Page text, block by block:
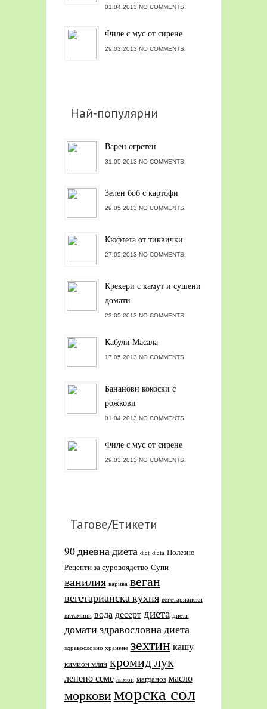
01.04.2013 NO COMMENTS.
Филе с мус от сирене
29.03.2013 NO COMMENTS.
Най-популярни
Варен огретен
31.05.2013 NO COMMENTS.
Зелен боб с картофи
29.05.2013 NO COMMENTS.
Кюфтета от тиквички
27.05.2013 NO COMMENTS.
Крекери с камут и сушени
домати
23.05.2013 NO COMMENTS.
Кабули Масала
17.05.2013 NO COMMENTS.
Бананови кокоски с
рожкови
01.04.2013 NO COMMENTS.
Филе с мус от сирене
29.03.2013 NO COMMENTS.
Тагове/Етикети
90 дневна диета diet dieta Полезно
Рецепти за суровоядство Супи
ванилия варива веган
вегетарианска кухня вегетариански
витамини вода десерт диета диети
домати здравословна диета
здравословно хранене зехтин кашу
кимион млян кромид лук
ленено семе лимон магданоз масло
морковиморска сол